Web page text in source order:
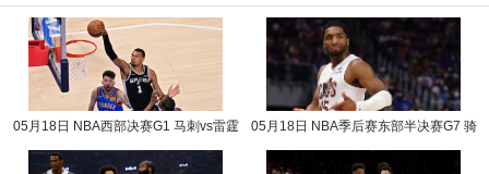
05月18日 NBA西部决赛G1 马刺vs雷霆
05月18日 NBA季后赛东部半决赛G7 骑